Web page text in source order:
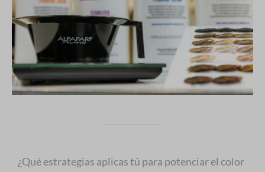
¿Qué estrategias aplicas tú para potenciar el color